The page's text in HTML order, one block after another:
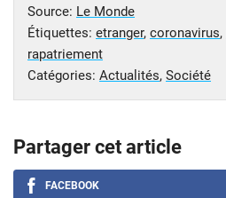
Source: Le Monde
Étiquettes: etranger, coronavirus,
rapatriement
Catégories: Actualités, Société
Partager cet article
FACEBOOK